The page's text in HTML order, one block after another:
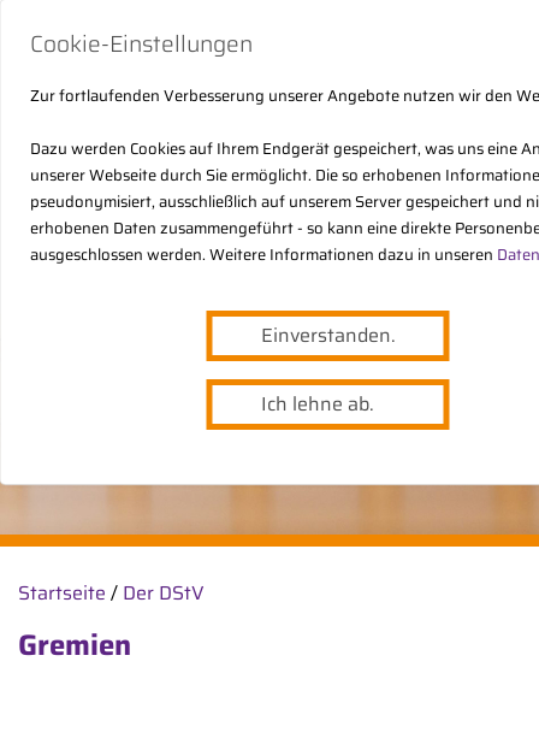
Cookie-Einstellungen
Zur fortlaufenden Verbesserung unserer Angebote nutzen wir den
Dazu werden Cookies auf Ihrem Endgerät gespeichert, was uns eine
unserer Webseite durch Sie ermöglicht. Die so erhobenen
pseudonymisiert, ausschließlich auf unserem Server gespeichert und
erhobenen Daten zusammengeführt - so kann eine direkte
ausgeschlossen werden. Weitere Informationen dazu in unseren
Einverstanden.
Ich lehne ab.
Startseite / Der DStV
Gremien